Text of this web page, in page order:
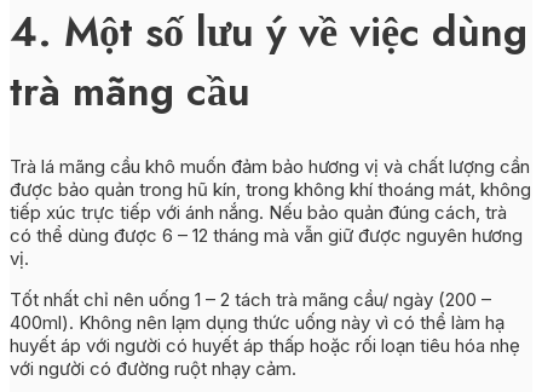
4. Một số lưu ý về việc dùng
trà mãng cầu
Trà lá mãng cầu khô muốn đảm bảo hương vị và chất lượng cần
được bảo quản trong hũ kín, trong không khí thoáng mát, không
tiếp xúc trực tiếp với ánh nắng. Nếu bảo quản đúng cách, trà
có thể dùng được 6 – 12 tháng mà vẫn giữ được nguyên hương
vị.
Tốt nhất chỉ nên uống 1 – 2 tách trà mãng cầu/ ngày (200 –
400ml). Không nên lạm dụng thức uống này vì có thể làm hạ
huyết áp với người có huyết áp thấp hoặc rối loạn tiêu hóa nhẹ
với người có đường ruột nhạy cảm.